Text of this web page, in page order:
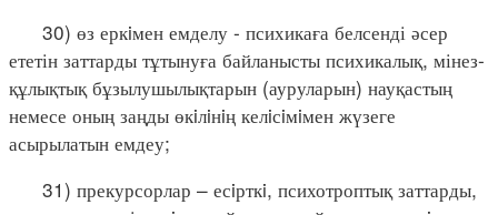
30) өз еркiмен емделу - психикаға белсенді әсер
ететін заттарды тұтынуға байланысты психикалық, мінез-
құлықтық бұзылушылықтарын (ауруларын) науқастың
немесе оның заңды өкiлiнiң келiсiмiмен жүзеге
асырылатын емдеу;
31) прекурсорлар – есiрткi, психотроптық заттарды,